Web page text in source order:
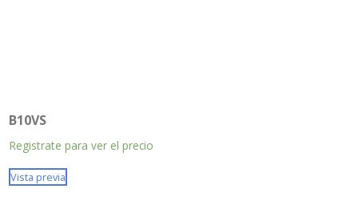
B10VS
Registrate para ver el precio
Vista previa